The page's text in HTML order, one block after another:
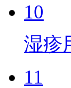
10
湿疹
11